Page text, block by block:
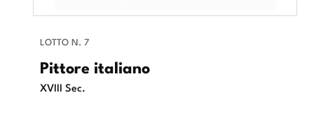
LOTTO N. 7
Pittore italiano
XVIII Sec.